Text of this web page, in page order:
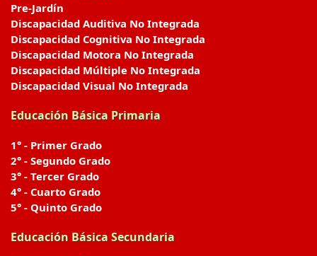
Pre-Jardín
Discapacidad Auditiva No Integrada
Discapacidad Cognitiva No Integrada
Discapacidad Motora No Integrada
Discapacidad Múltiple No Integrada
Discapacidad Visual No Integrada
Educación Básica Primaria
1° - Primer Grado
2° - Segundo Grado
3° - Tercer Grado
4° - Cuarto Grado
5° - Quinto Grado
Educación Básica Secundaria